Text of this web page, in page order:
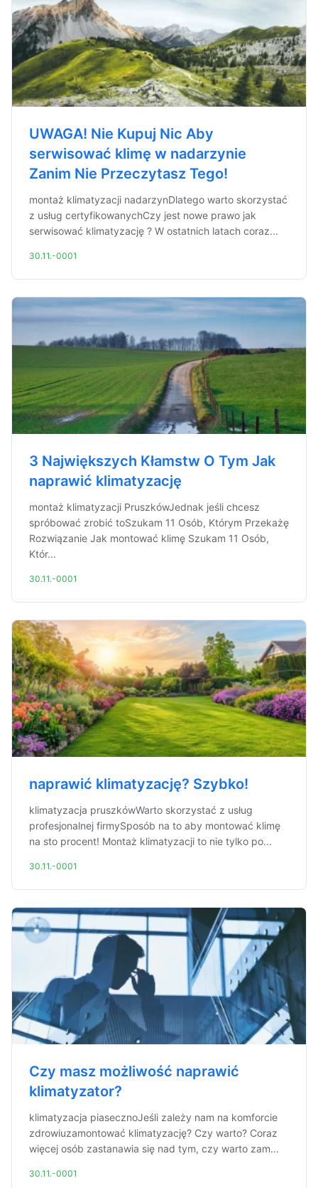
UWAGA! Nie Kupuj Nic Aby
serwisować klimę w nadarzynie
Zanim Nie Przeczytasz Tego!
montaż klimatyzacji nadarzynDlatego warto skorzystać
z usług certyfikowanychCzy jest nowe prawo jak
serwisować klimatyzację ? W ostatnich latach coraz...
30.11.-0001
3 Największych Kłamstw O Tym Jak
naprawić klimatyzację
montaż klimatyzacji PruszkówJednak jeśli chcesz
spróbować zrobić toSzukam 11 Osób, Którym Przekażę
Rozwiązanie Jak montować klimę Szukam 11 Osób,
Któr...
30.11.-0001
naprawić klimatyzację? Szybko!
klimatyzacja pruszkówWarto skorzystać z usług
profesjonalnej firmySposób na to aby montować klimę
na sto procent! Montaż klimatyzacji to nie tylko po...
30.11.-0001
Czy masz możliwość naprawić
klimatyzator?
klimatyzacja piasecznoJeśli zależy nam na komforcie
zdrowiuzamontować klimatyzację? Czy warto? Coraz
więcej osób zastanawia się nad tym, czy warto zam...
30.11.-0001